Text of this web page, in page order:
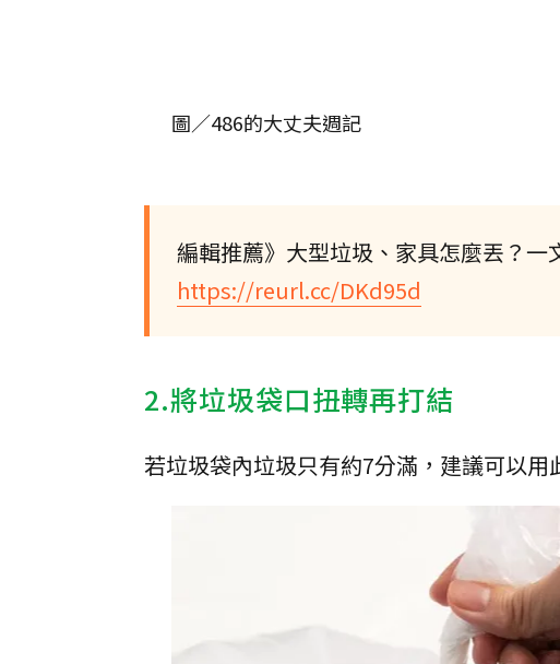
圖／486的大丈夫週記
編輯推薦》大型垃圾、家具怎麼丟？一
https://reurl.cc/DKd95d
2.將垃圾袋口扭轉再打結
若垃圾袋內垃圾只有約7分滿，建議可以